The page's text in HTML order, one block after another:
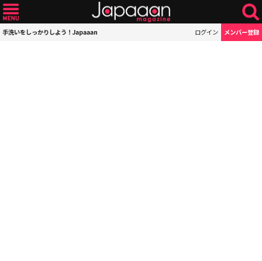
手洗いをしっかりしよう！Japaaan ログイン メンバー登録